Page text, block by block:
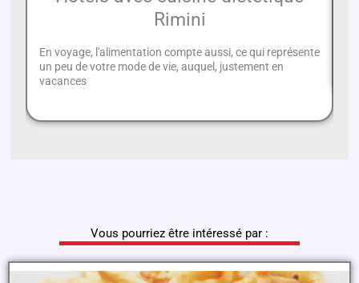
Rimini
En voyage, l'alimentation compte aussi, ce qui représente
un peu de votre mode de vie, auquel, justement en
vacances
Vous pourriez être intéressé par :